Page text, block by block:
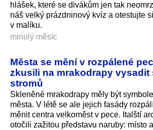
hlášek, které se divákům jen tak
náš velký prázdninový kvíz a otestujte
v malíku.
minulý měsíc
Města se mění v rozpálené
zkusili na mrakodrapy vysadit
stromů
Skleněné mrakodrapy měly být
města. V létě se ale jejich fasády
měnit centra velkoměst v pece. Italští
otočili zažitou představu naruby: místo